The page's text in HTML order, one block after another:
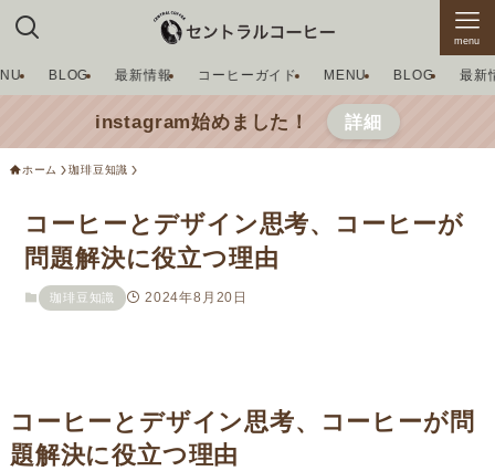
menu
BLOG 最新情報 コーヒーガイド MENU BLOG 最新
instagram始めました！ 詳細
ホーム 珈琲豆知識
コーヒーとデザイン思考、コーヒーが
問題解決に役立つ理由
珈琲豆知識 2024年8月20日
コーヒーとデザイン思考、コーヒーが問
題解決に役立つ理由